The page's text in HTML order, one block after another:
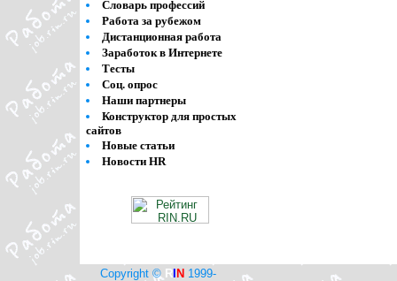
Словарь профессий
Работа за рубежом
Дистанционная работа
Заработок в Интернете
Тесты
Соц. опрос
Наши партнеры
Конструктор для простых
сайтов
Новые статьи
Новости HR
Copyright © R N 1999-